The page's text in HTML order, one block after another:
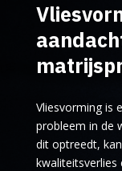
Vliesvorming is
probleem in de
dit optreedt,
kwaliteitsverlies